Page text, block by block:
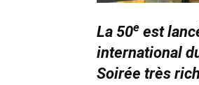
La 50e est
international
Soirée très